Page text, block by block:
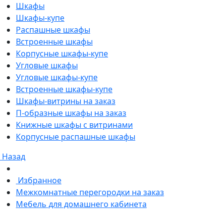
Шкафы
Шкафы-купе
Распашные шкафы
Встроенные шкафы
Корпусные шкафы-купе
Угловые шкафы
Угловые шкафы-купе
Встроенные шкафы-купе
Шкафы-витрины на заказ
П-образные шкафы на заказ
Книжные шкафы с витринами
Корпусные распашные шкафы
Назад
Избранное
Межкомнатные перегородки на заказ
Мебель для домашнего кабинета